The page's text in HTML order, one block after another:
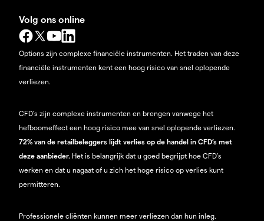
Volg ons online
Options zijn complexe financiële instrumenten. Het traden van deze
financiële instrumenten kent een hoog risico van snel oplopende
verliezen.
CFD’s zijn complexe instrumenten en brengen vanwege het
hefboomeffect een hoog risico mee van snel oplopende verliezen.
72% van de retailbeleggers lijdt verlies op de handel in CFD’s met
deze aanbieder. Het is belangrijk dat u goed begrijpt hoe CFD's
werken en dat u nagaat of u zich het hoge risico op verlies kunt
permitteren.
Professionele cliënten kunnen meer verliezen dan hun inleg.